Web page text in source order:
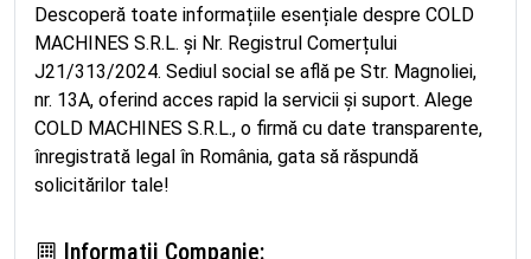
Descoperă toate informațiile esențiale despre COLD
MACHINES S.R.L. și Nr. Registrul Comerțului
J21/313/2024. Sediul social se află pe Str. Magnoliei,
nr. 13A, oferind acces rapid la servicii și suport. Alege
COLD MACHINES S.R.L., o firmă cu date transparente,
înregistrată legal în România, gata să răspundă
solicitărilor tale!
Informatii Companie: